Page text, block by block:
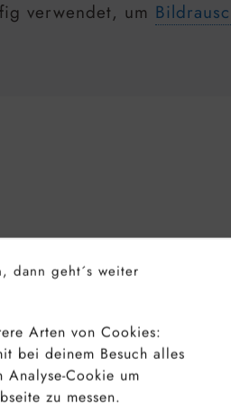
dann geht´s weiter
Arten von Cookies:
bei deinem Besuch alles
Cookie um
zu messen.
verwendet, um
Anwendung:
(z. B. Flüsse,